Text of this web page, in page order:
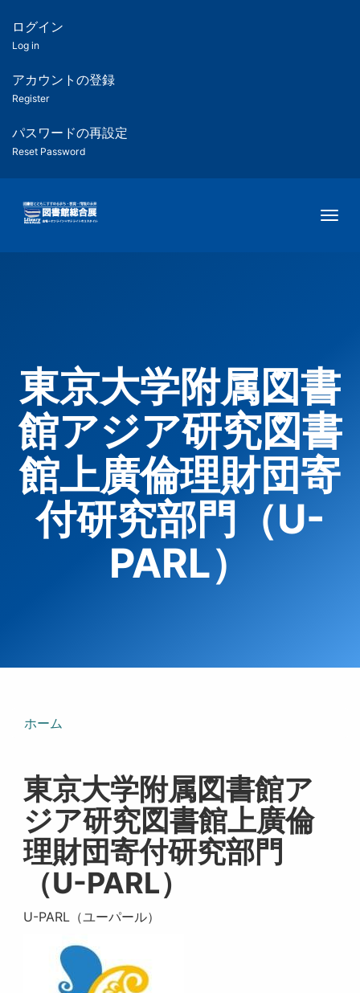
ツ
匿
名
ユ
ー
ー
用
メ
ー
ログイン
Log in
アカウントの登録
Register
パスワードの再設定
Reset Password
東京大学附属図書
館アジア研究図書
館上廣倫理財団寄
付研究部門（U-
PARL）
ホーム
東京大学附属図書館ア
ジア研究図書館上廣倫
理財団寄付研究部門
（U-PARL）
U-PARL（ユーパール）